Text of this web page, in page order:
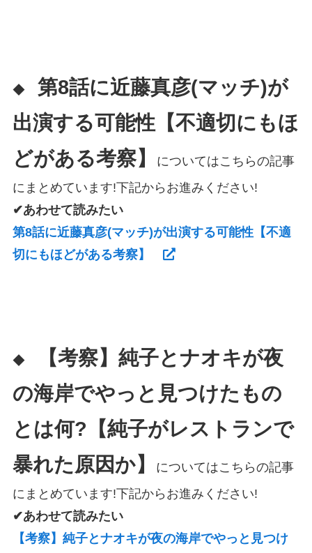
◆ 第8話に近藤真彦(マッチ)が
出演する可能性【不適切にもほ
どがある考察】
についてはこちらの記事
にまとめています!下記からお進みください!
✔あわせて読みたい
第8話に近藤真彦(マッチ)が出演する可能性【不適
切にもほどがある考察】
◆
【考察】純子とナオキが夜
の海岸でやっと見つけたもの
とは何?【純子がレストランで
暴れた原因か】
についてはこちらの記事
にまとめています!下記からお進みください!
✔あわせて読みたい
【考察】純子とナオキが夜の海岸でやっと見つけ